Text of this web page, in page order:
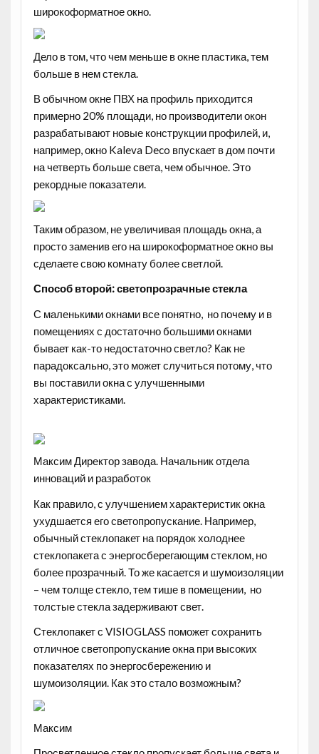
широкоформатное окно.
Дело в том, что чем меньше в окне пластика, тем
больше в нем стекла.
В обычном окне ПВХ на профиль приходится
примерно 20% площади, но производители окон
разрабатывают новые конструкции профилей, и,
например, окно Kaleva Deco впускает в дом почти
на четверть больше света, чем обычное. Это
рекордные показатели.
Таким образом, не увеличивая площадь окна, а
просто заменив его на широкоформатное окно вы
сделаете свою комнату более светлой.
Способ второй: светопрозрачные стекла
С маленькими окнами все понятно, но почему и в
помещениях с достаточно большими окнами
бывает как-то недостаточно светло? Как не
парадоксально, это может случиться потому, что
вы поставили окна с улучшенными
характеристиками.
Максим Директор завода. Начальник отдела
инноваций и разработок
Как правило, с улучшением характеристик окна
ухудшается его светопропускание. Например,
обычный стеклопакет на порядок холоднее
стеклопакета с энергосберегающим стеклом, но
более прозрачный. То же касается и шумоизоляции
– чем толще стекло, тем тише в помещении, но
толстые стекла задерживают свет.
Стеклопакет с VISIOGLASS поможет сохранить
отличное светопропускание окна при высоких
показателях по энергосбережению и
шумоизоляции. Как это стало возможным?
Максим